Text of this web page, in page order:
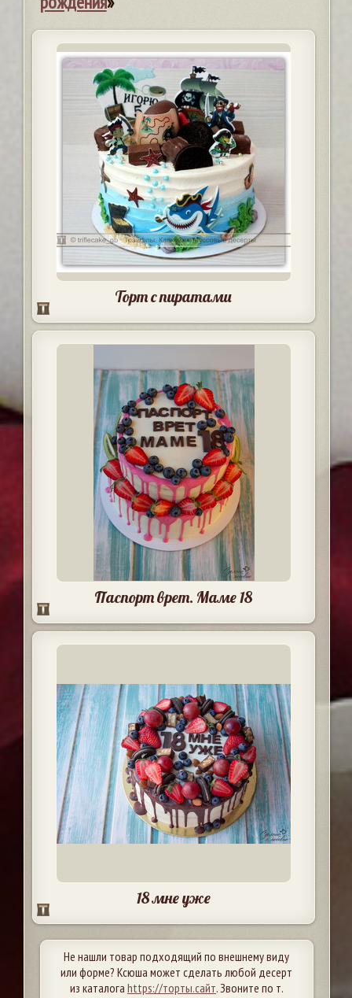
Торт с пиратами
Паспорт врет. Маме 18
18 мне уже
Не нашли товар подходящий по внешнему виду
или форме? Ксюша может сделать любой десерт
из каталога https://торты.сайт. Звоните по т.